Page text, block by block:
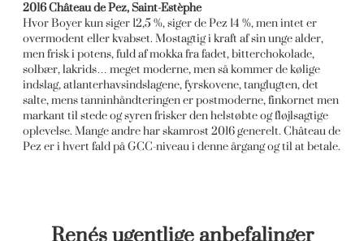
2016 Château de Pez, Saint-Estèphe
Hvor Boyer kun siger 12,5 %, siger de Pez 14 %, men intet er
overmodent eller kvabset. Mostagtig i kraft af sin unge alder,
men frisk i potens, fuld af mokka fra fadet, bitterchokolade,
solbær, lakrids… meget moderne, men så kommer de kølige
indslag, atlanterhavsindslagene, fyrskovene, tanglugten, det
salte, mens tanninhåndteringen er postmoderne, finkornet men
markant til stede og syren frisker den helstøbte og fløjlsagtige
oplevelse. Mange andre har skamrost 2016 generelt. Château de
Pez er i hvert fald på GCC-niveau i denne årgang og til at betale.
Renés ugentlige anbefalinger